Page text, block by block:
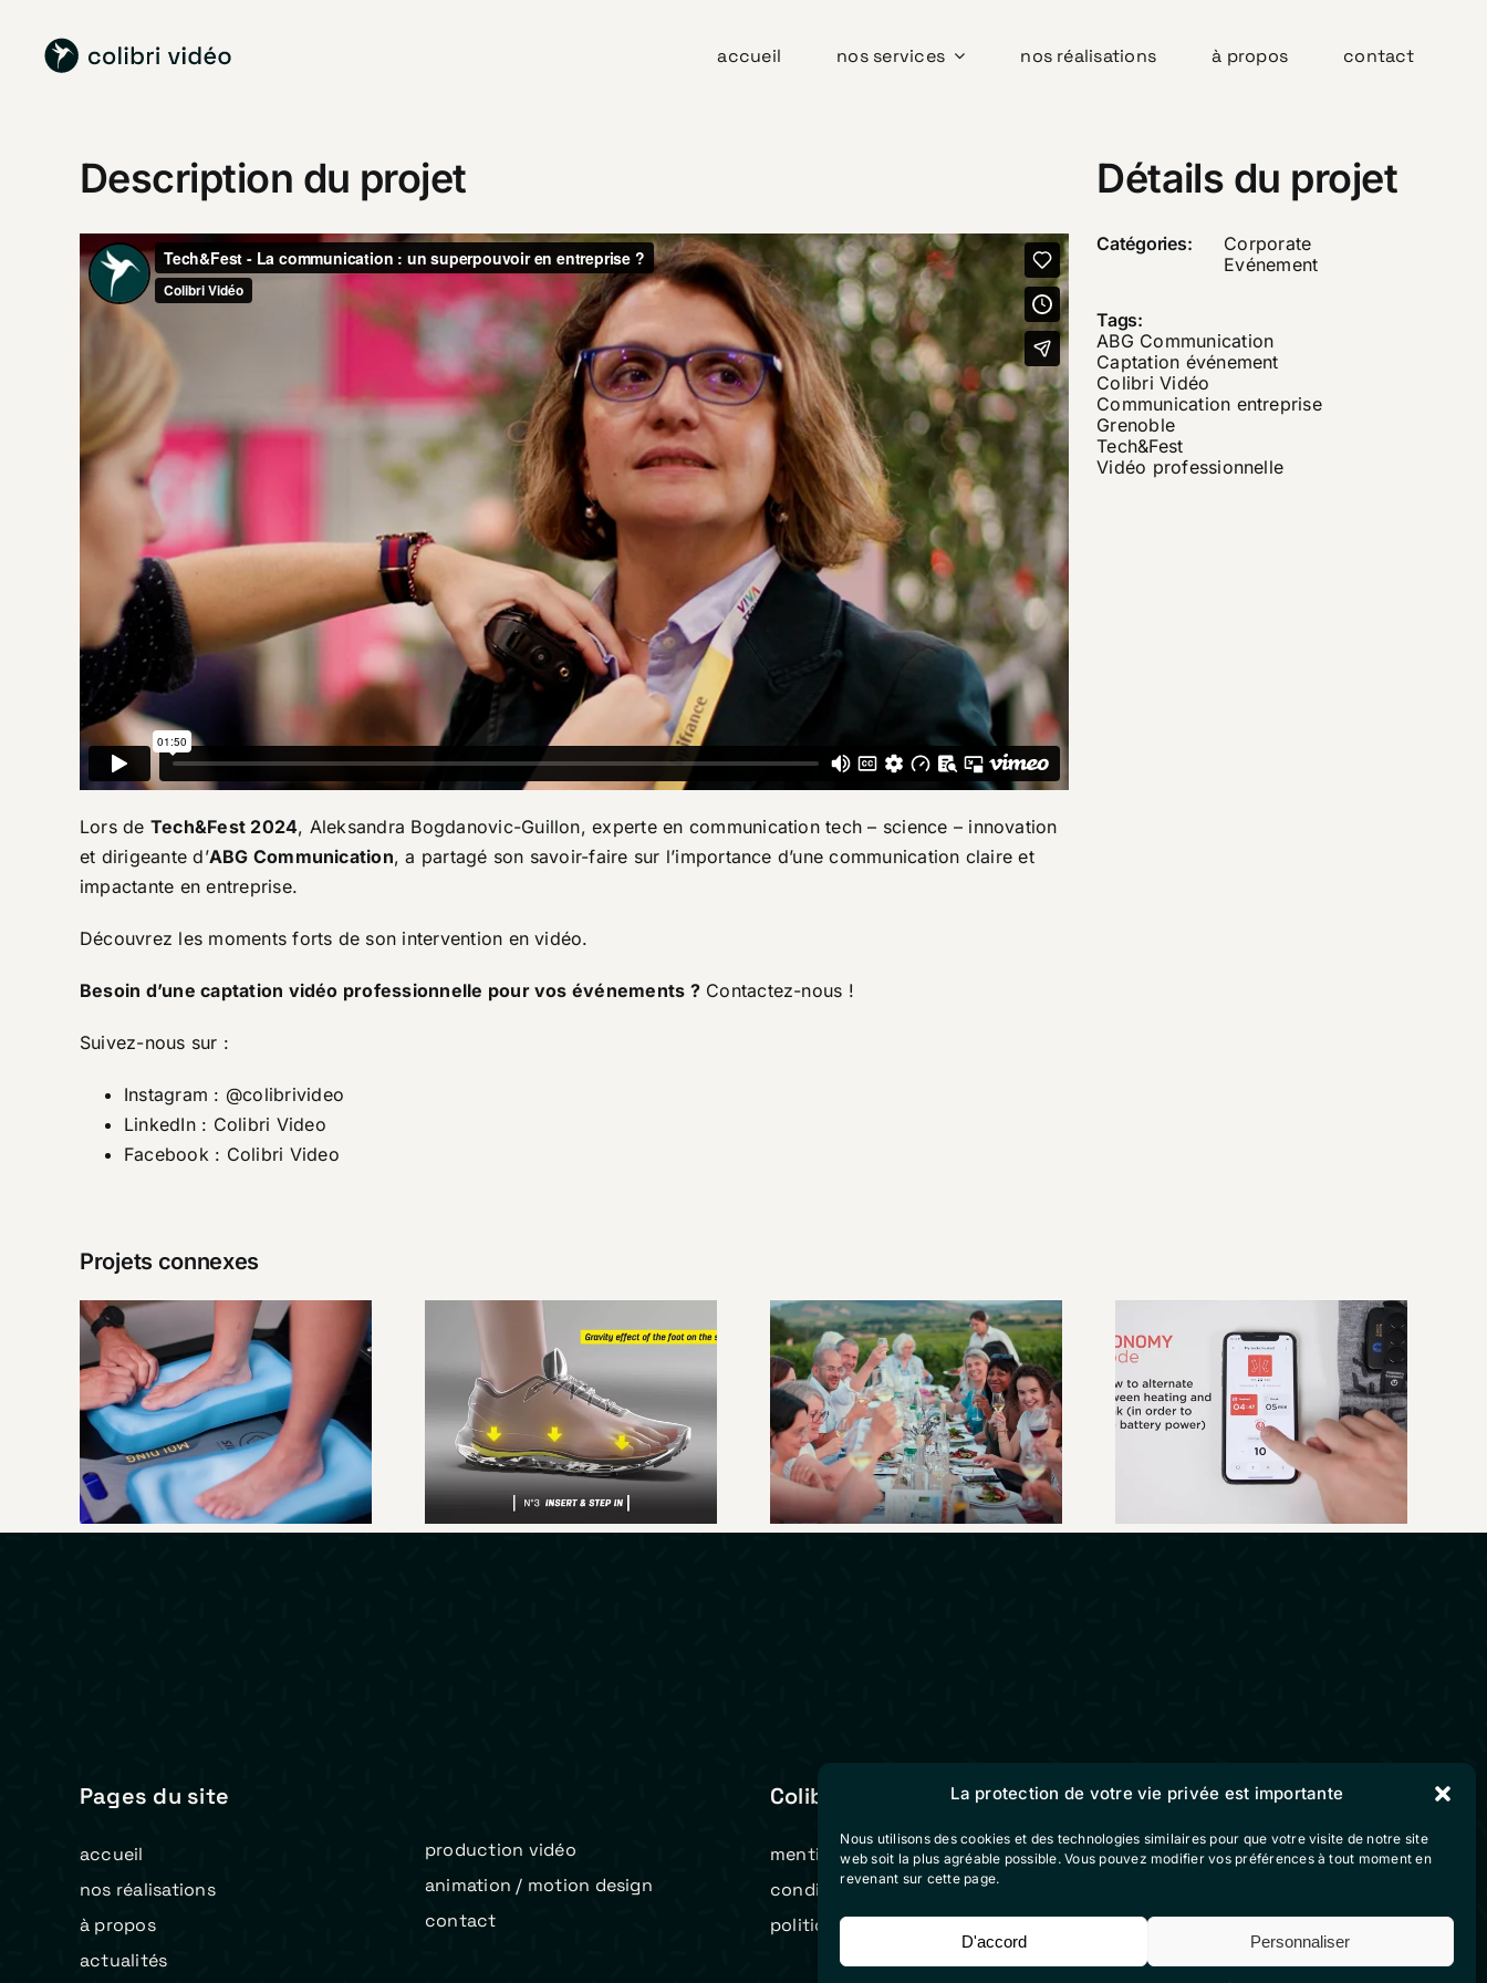
La protection de votre vie privée est importante
Nous utilisons des cookies et des technologies similaires pour que votre visite de notre site
web soit la plus agréable possible. Vous pouvez modifier vos préférences à tout moment en
revenant sur cette page.
D'accord Personnaliser
contenu
accueil nos services nos réalisations à propos contact
Description du projet
Lors de Tech&Fest 2024, Aleksandra Bogdanovic-Guillon, experte en communication tech – science – innovation
et dirigeante d’ABG Communication, a partagé son savoir-faire sur l’importance d’une communication claire et
impactante en entreprise.
Découvrez les moments forts de son intervention en vidéo.
Besoin d’une captation vidéo professionnelle pour vos événements ?Contactez-nous !
Suivez-nous sur :
Instagram : @colibrivideo
LinkedIn : Colibri Video
Facebook : Colibri Video
Détails du projet
Catégories:
Corporate
Evénement
Tags:
ABG Communication
Captation événement
Colibri Vidéo
Communication entreprise
Grenoble
Tech&Fest
Vidéo professionnelle
Projets connexes
SIDAS –
Présentation
Custom Station
Premium
Custom Live, la
semelle sur
mesure en
quelques minutes
Un week-end au
cœur du Beaujolais
Therm-IC – Guide
d’utilisation de
l’application
Pages du site
accueil
nos réalisations
à propos
actualités
production vidéo
animation / motion design
contact
Colibri Vidéo
mentions légales
conditions générales de vente
politique de cookies (eu)
Suivez-nous sur nos
réseaux sociaux